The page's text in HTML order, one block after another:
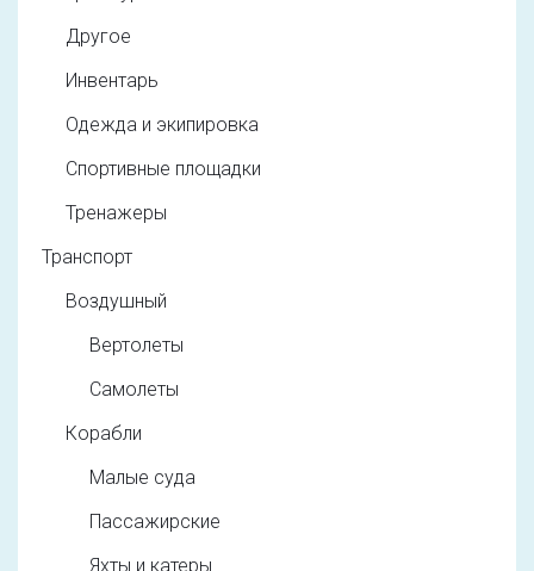
Другое
Инвентарь
Одежда и экипировка
Спортивные площадки
Тренажеры
Транспорт
Воздушный
Вертолеты
Самолеты
Корабли
Малые суда
Пассажирские
Яхты и катеры